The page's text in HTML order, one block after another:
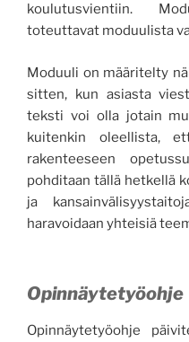
koulutusvientiin.
toteuttavat moduulista
Moduuli on määritelty
sitten, kun asiasta
teksti voi olla jotain
kuitenkin oleellista,
rakenteeseen
pohditaan tällä hetkellä
ja
haravoidaan yhteisiä
Opinnäytetyöohje
Opinnäytetyöohje